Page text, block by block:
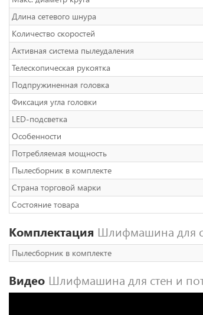
Длина сетевого шнура
Количество скоростей
Активная система пылеудаления
Телескопическая рукоятка
Подпружиненная головка
Фиксация угла головки
LED-подсветка
Особенности
Потребляемая мощность
Пылесборник в комплекте
Страна торговой марки
Состояние товара
Комплектация Шлифмашина для
Пылесборник в комплекте
Видео Шлифмашина для стен и